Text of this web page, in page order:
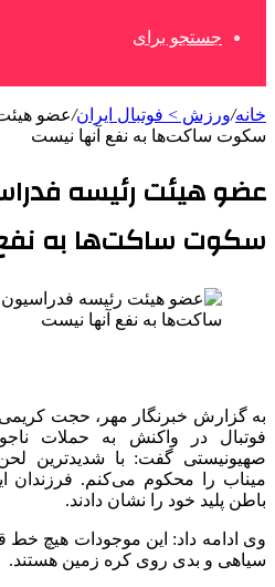
جستجو برای
خانه/ورزش > فوتبال ایران/عضو
سکوت ساکت‌ها به نفع آنها نیست
عضو هیئت رئیسه
سکوت ساکت‌ها به
به گزارش خبرنگار مهر، حجت
فوتبال در واکنش به حملات
صهیونیستی گفت: با شدیدترین
میناب را محکوم می‌کنم. فرزندان
باطن پلید خود را نشان دادند.
وی ادامه داد: این موجودات هیچ خط
سیاهی و بدی روی کره زمین هستند.